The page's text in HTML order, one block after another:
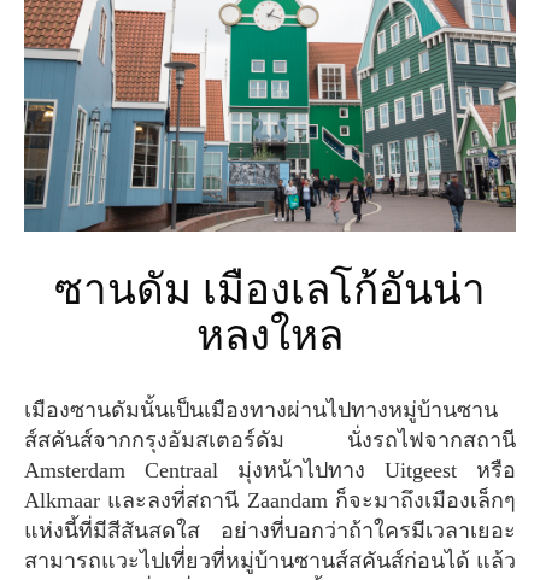
ซานดัม เมืองเลโก้อันน่า
หลงใหล
เมืองซานดัมนั้นเป็นเมืองทางผ่านไปทางหมู่บ้านซาน
ส์สคันส์จากกรุงอัมสเตอร์ดัม นั่งรถไฟจากสถานี
Amsterdam Centraal มุ่งหน้าไปทาง Uitgeest หรือ
Alkmaar และลงที่สถานี Zaandam ก็จะมาถึงเมืองเล็กๆ
แห่งนี้ที่มีสีสันสดใส อย่างที่บอกว่าถ้าใครมีเวลาเยอะ
สามารถแวะไปเที่ยวที่หมู่บ้านซานส์สคันส์ก่อนได้ แล้ว